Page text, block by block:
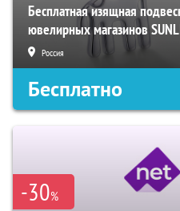
Бесплатная изящная
ювелирных магазинов
Россия
Бесплатно
-30%